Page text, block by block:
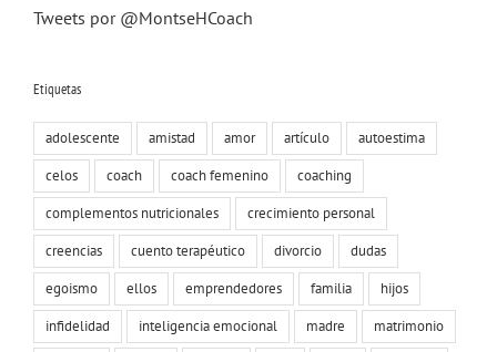
Tweets por @MontseHCoach
Etiquetas
adolescente amistad amor artículo
autoestima
celos
coach coach femenino
coaching
complementos nutricionales
crecimiento personal
creencias
cuento terapéutico divorcio
dudas
egoismo
ellos emprendedores familia
hijos
infidelidad
inteligencia emocional madre
matrimonio